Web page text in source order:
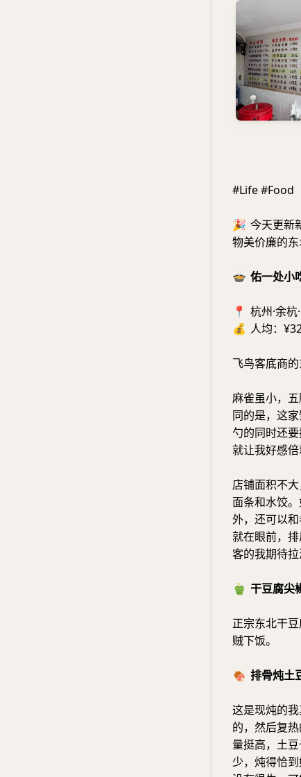
#Life #Food
🎉 今天更新
物美价廉的东
🍲 佑一处小
📍 杭州·余
💰 人均：
飞鸟客底商的
麻雀虽小，
同的是，这
勺的同时还
就让我好感倍
店铺面积不
面条和水饺
外，还可以
就在眼前，
客的我期待拉
🫑 干豆腐尖
正宗东北干
贼下饭。
🍖 排骨炖土
这是现炖的
的，然后复
量挺高，土
少，炖得恰